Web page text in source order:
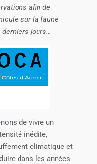
afin de
sur la faune
jours…
de vivre un
inédite,
climatique et
dans les années